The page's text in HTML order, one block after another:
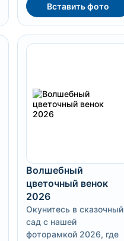
Вставить фото
Волшебный
цветочный венок
2026
Окунитесь в сказочный
сад с нашей
фоторамкой 2026, где